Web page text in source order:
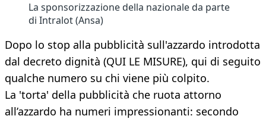
La sponsorizzazione della nazionale da parte
di Intralot (Ansa)
Dopo lo stop alla pubblicità sull'azzardo introdotta
dal decreto dignità (QUI LE MISURE), qui di seguito
qualche numero su chi viene più colpito.
La 'torta' della pubblicità che ruota attorno
all’azzardo ha numeri impressionanti: secondo